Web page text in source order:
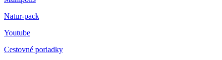
Natur-pack
Youtube
Cestovné poriadky